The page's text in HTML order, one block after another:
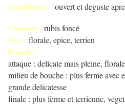
Conditions : ouvert et deguste
Couleur : rubis foncé
Nez : florale, epice, terrien
Bouche :
attaque : delicate mais pleine, florale
milieu de bouche : plus ferme avec
grande delicatesse
finale : plus ferme et terrienne,